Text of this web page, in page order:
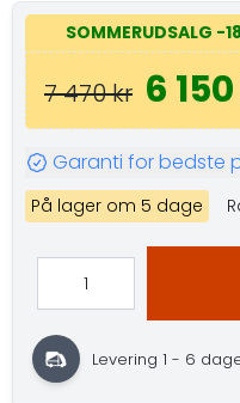
SOMMERUDSALG -
7 470 kr 6
Garanti for bedste
På lager om 5 dage
Levering 1 - 6